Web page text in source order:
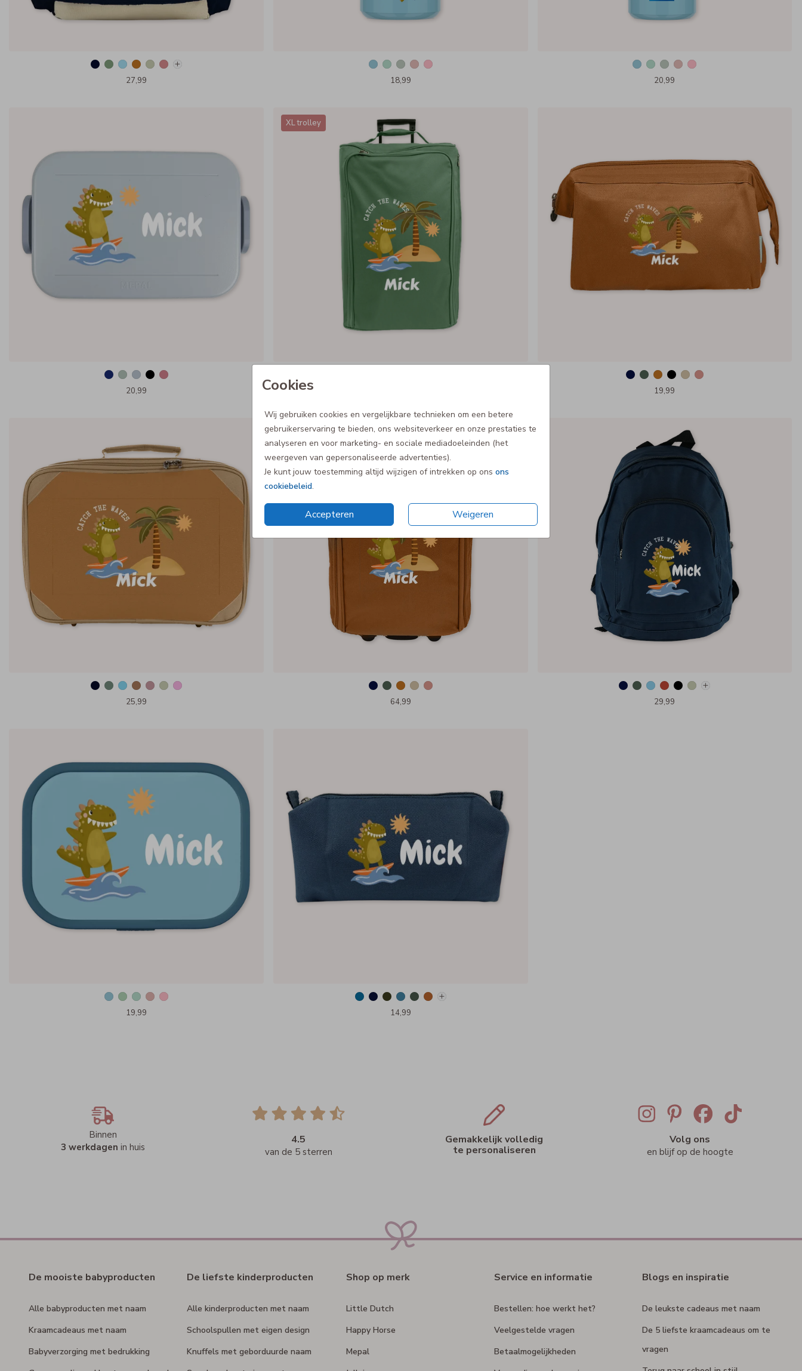
Cookies
Wij gebruiken cookies en vergelijkbare technieken om een betere
gebruikerservaring te bieden, ons websiteverkeer en onze prestaties te
analyseren en voor marketing- en sociale mediadoeleinden (het
weergeven van gepersonaliseerde advertenties).
Je kunt jouw toestemming altijd wijzigen of intrekken op ons ons
cookiebeleid.
Accepteren Weigeren
27,99 18,99 20,99
20,99
XL trolley
19,99
25,99 64,99 29,99
19,99 14,99
Binnen
3 werkdagen in huis
4.5
van de 5 sterren
Gemakkelijk volledig
te personaliseren
Volg ons
en blijf op de hoogte
De mooiste babyproducten
Alle babyproducten met naam
Kraamcadeaus met naam
Babyverzorging met bedrukking
De liefste kinderproducten
Alle kinderproducten met naam
Schoolspullen met eigen design
Knuffels met geborduurde naam
Shop op merk
Little Dutch
Happy Horse
Mepal
Service en informatie
Bestellen: hoe werkt het?
Veelgestelde vragen
Betaalmogelijkheden
Blogs en inspiratie
De leukste cadeaus met naam
De 5 liefste kraamcadeaus om te
vragen